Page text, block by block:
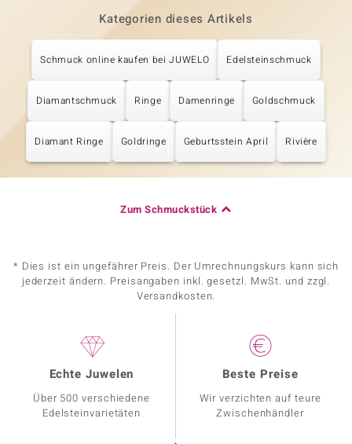
Kategorien dieses Artikels
Schmuck online kaufen bei JUWELO Edelsteinschmuck
Diamantschmuck Ringe Damenringe Goldschmuck
Diamant Ringe Goldringe Geburtsstein April Rivière
Zum Schmuckstück
* Dies ist ein ungefährer Preis. Der Umrechnungskurs kann sich
jederzeit ändern. Preisangaben inkl. gesetzl. MwSt. und zzgl.
Versandkosten.
Echte Juwelen
Über 500 verschiedene
Edelsteinvarietäten
Beste Preise
Wir verzichten auf teure
Zwischenhändler